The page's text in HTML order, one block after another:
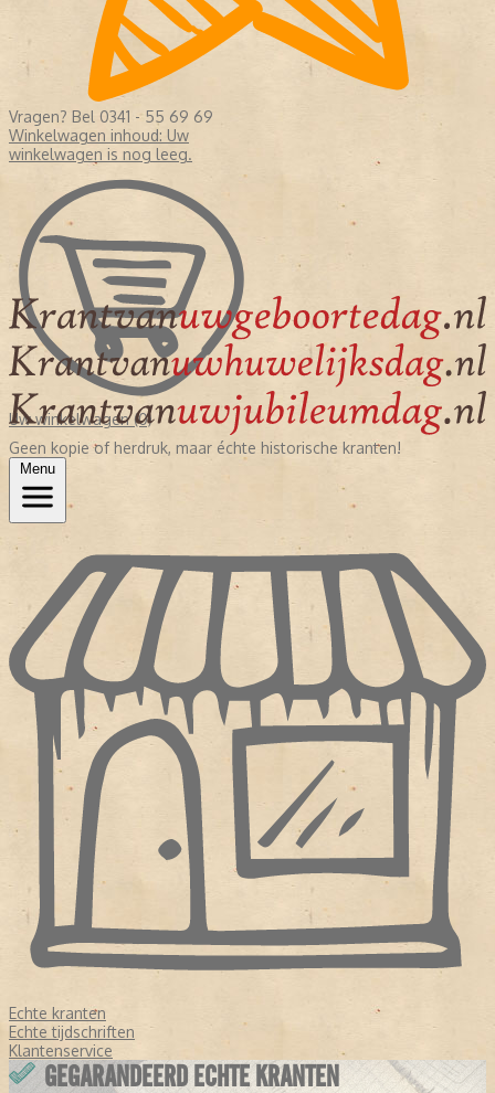
Vragen? Bel 0341 - 55 69 69
Winkelwagen inhoud: Uw
winkelwagen is nog leeg.
Uw winkelwagen (0)
Geen kopie of herdruk, maar échte historische kranten!
Menu
Echte kranten
Echte tijdschriften
Klantenservice
GEGARANDEERD ECHTE KRANTEN